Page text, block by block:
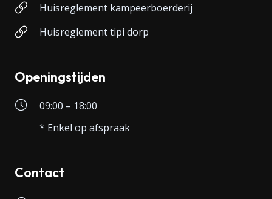
Huisreglement kampeerboerderij
Huisreglement tipi dorp
Openingstijden
09:00 – 18:00
* Enkel op afspraak
Contact